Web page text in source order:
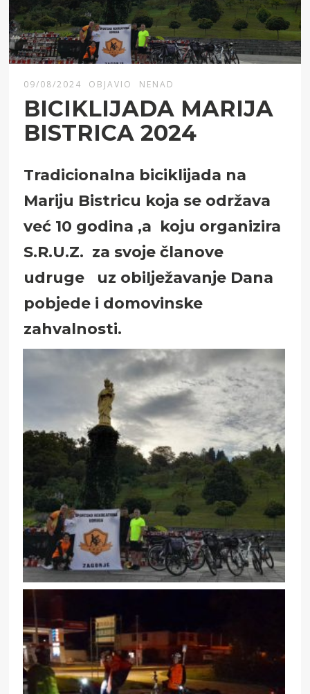
09/08/2024 OBJAVIO NENAD
BICIKLIJADA MARIJA
BISTRICA 2024
Tradicionalna biciklijada na
Mariju Bistricu koja se održava
već 10 godina ,a koju organizira
S.R.U.Z. za svoje članove
udruge uz obilježavanje Dana
pobjede i domovinske
zahvalnosti.